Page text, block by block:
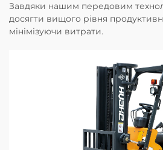
Завдяки нашим передовим
досягти вищого рівня
мінімізуючи витрати.